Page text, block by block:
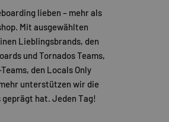
lieben – mehr als
Mit ausgewählten
Lieblingsbrands, den
und Tornados Teams,
den Locals Only
unterstützen wir die
geprägt hat. Jeden Tag!